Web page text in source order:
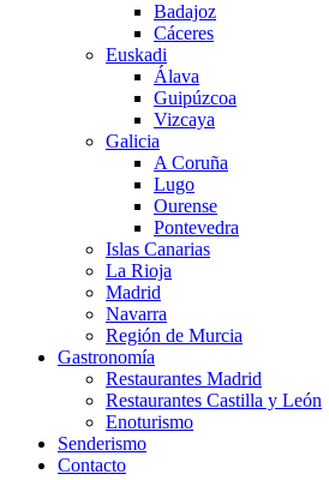
Badajoz
Cáceres
Euskadi
Álava
Guipúzcoa
Vizcaya
Galicia
A Coruña
Lugo
Ourense
Pontevedra
Islas Canarias
La Rioja
Madrid
Navarra
Región de Murcia
Gastronomía
Restaurantes Madrid
Restaurantes Castilla y León
Enoturismo
Senderismo
Contacto